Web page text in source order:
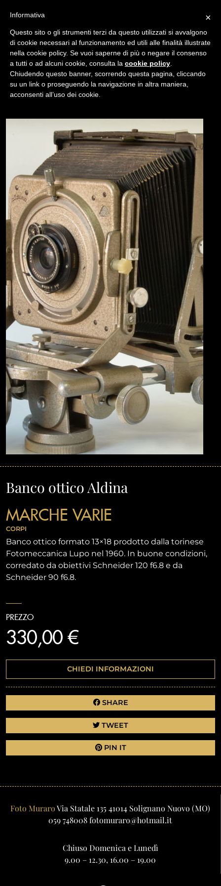
/ USATO BANCO OTTICO ALDINA
NAVIGAZIONE
Banco ottico Aldina
MARCHE VARIE
CORPI
Banco ottico formato 13×18 prodotto dalla torinese
Fotomeccanica Lupo nel 1960. In buone condizioni,
corredato da obiettivi Schneider 120 f6.8 e da
Schneider 90 f6.8.
PREZZO
330,00 €
CHIEDI INFORMAZIONI
SHARE
TWEET
PIN IT
Foto MuraroVia Statale 135 41014 Solignano Nuovo (MO)
059 748008fotomuraro@hotmail.it
Chiuso Domenica e Lunedì
9.00 – 12.30, 16.00 – 19.00
×
Informativa
Questo sito o gli strumenti terzi da questo utilizzati si avvalgono
di cookie necessari al funzionamento ed utili alle finalità illustrate
nella cookie policy. Se vuoi saperne di più o negare il consenso
a tutti o ad alcuni cookie, consulta la cookie policy
Chiudendo questo banner, scorrendo questa pagina, cliccando
su un link o proseguendo la navigazione in altra maniera,
acconsenti all’uso dei cookie.